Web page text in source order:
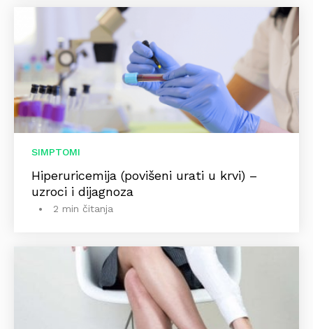
SIMPTOMI
Hiperuricemija (povišeni urati u krvi) –
uzroci i dijagnoza
2 min čitanja